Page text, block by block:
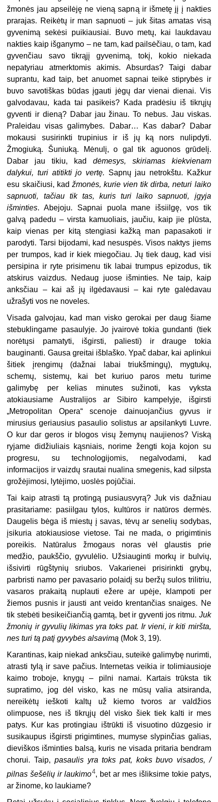
žmonės jau apseilėję ne vieną sapną ir išmetę jį į nakties
prarajas. Reikėtų ir man sapnuoti – juk šitas amatas visą
gyvenimą sekėsi puikiausiai. Buvo metų, kai laukdavau
nakties kaip išganymo – ne tam, kad pailsėčiau, o tam, kad
gyvenčiau savo tikrąjį gyvenimą, tokį, kokio niekada
nepatyriau atmerktomis akimis. Absurdas? Taigi dabar
suprantu, kad taip, bet anuomet sapnai teikė stiprybės ir
buvo savotiškas būdas įgauti jėgų dar vienai dienai. Vis
galvodavau, kada tai pasikeis? Kada pradėsiu iš tikrųjų
gyventi ir dieną? Dabar jau žinau. To nebus. Jau viskas.
Praleidau visas galimybes. Dabar… Kas dabar? Dabar
mokausi susirinkti trupinius ir iš jų ką nors nulipdyti.
Žmogiuką. Šuniuką. Mėnulį, o gal tik aguonos grūdelį.
Dabar jau tikiu, kad dėmesys, skiriamas kiekvienam
dalykui, turi atitikti jo vertę. Sapnų jau netrokštu. Kažkur
esu skaičiusi, kad žmonės, kurie vien tik dirba, neturi laiko
sapnuoti, tačiau tik tas, kuris turi laiko sapnuoti, įgyja
išminties. Abejoju. Sapnai puola mane išsiilgę, vos tik
galvą padedu – virsta kamuoliais, jaučiu, kaip jie plūsta,
kaip vienas per kitą stengiasi kažką man papasakoti ir
parodyti. Tarsi bijodami, kad nesuspės. Visos naktys jiems
per trumpos, kad ir kiek miegočiau. Jų tiek daug, kad visi
persipina ir ryte prisimenu tik labai trumpus epizodus, tik
atskirus vaizdus. Nedaug juose išminties. Ne taip, kaip
anksčiau – kai aš jų ilgėdavausi – kai ryte galėdavau
užrašyti vos ne noveles.
Visada galvojau, kad man visko gerokai per daug šiame
stebuklingame pasaulyje. Jo įvairovė tokia gundanti (tiek
norėtųsi pamatyti, išgirsti, paliesti) ir drauge tokia
bauginanti. Gausa greitai išblaško. Ypač dabar, kai aplinkui
šitiek įrengimų (dažnai labai triukšmingų), mygtukų,
schemų, sistemų, kai bet kuriuo paros metu turime
galimybę per kelias minutes sužinoti, kas vyksta
atokiausiame Australijos ar Sibiro kampelyje, išgirsti
„Metropolitan Opera“ scenoje dainuojančius gyvus ir
mirusius geriausius pasaulio solistus ar apsilankyti Luvre.
O kur dar geros ir blogos visų žemynų naujienos? Viską
ryjame didžiuliais kąsniais, norime žengti koja kojon su
progresu, su technologijomis, negalvodami, kad
informacijos ir vaizdų srautai nualina smegenis, kad silpsta
grožėjimosi, lytėjimo, uoslės pojūčiai.
Tai kaip atrasti tą protingą pusiausvyrą? Juk vis dažniau
prasitariame: pasiilgau tylos, kultūros ir natūros dermės.
Daugelis bėga iš miestų į savas, tėvų ar senelių sodybas,
įsikuria atokiausiose vietose. Tai ne mada, o prigimtinis
poreikis. Natūralus žmogaus noras vėl glaustis prie
medžio, paukščio, gyvulėlio. Užsiauginti morkų ir bulvių,
išsivirti rūgštynių sriubos. Vakarienei prisirinkti grybų,
parbristi namo per pavasario polaidį su beržų sulos trilitriu,
vasaros prakaitą nuplauti ežere ar upėje, klampoti per
žiemos pusnis ir jausti ant veido krentančias snaiges. Ne
tik stebėti besikeičiančią gamtą, bet ir gyventi jos ritmu. Juk
žmonių ir gyvulių likimas yra toks pat. Ir vieni, ir kiti miršta,
nes turi tą patį gyvybės alsavimą (Mok 3, 19).
Karantinas, kaip niekad anksčiau, suteikė galimybę nurimti,
atrasti tylą ir save pačius. Internetas veikia ir tolimiausioje
kaimo troboje, knygų – pilni namai. Kartais trūksta tik
supratimo, jog dėl visko, kas ne mūsų valia atsiranda,
nereikėtų ieškoti kaltų už kiemo tvoros ar valdžios
olimpuose, nes iš tikrųjų dėl visko šiek tiek kalti ir mes
patys. Kur kas protingiau ištrūkti iš visuotino dūzgesio ir
susikaupus išgirsti prigimtines, mumyse slypinčias galias,
dieviškos išminties balsą, kuris ne visada pritaria bendram
chorui. Taip, pasaulis yra toks pat, koks buvo visados, /
pilnas šešėlių ir laukimo4, bet ar mes išliksime tokie patys,
ar žinome, ko laukiame?